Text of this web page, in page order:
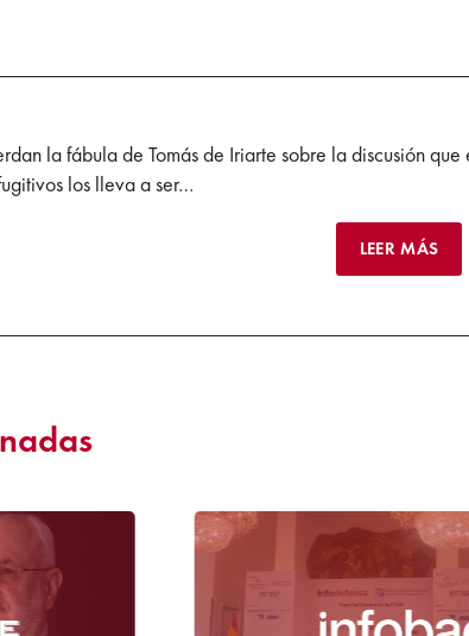
la fábula de Tomás de Iriarte sobre la discusión
los lleva a ser…
LEER MÁS